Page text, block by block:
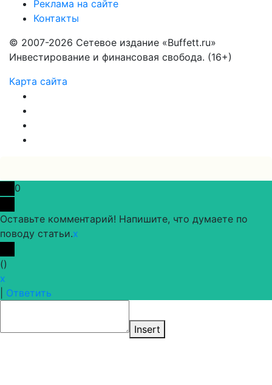
Реклама на сайте
Контакты
© 2007-2026 Сетевое издание «Buffett.ru»
Инвестирование и финансовая свобода. (16+)
Карта сайта
0
Оставьте комментарий! Напишите, что думаете по
поводу статьи.x
()
x
Ответить
Insert